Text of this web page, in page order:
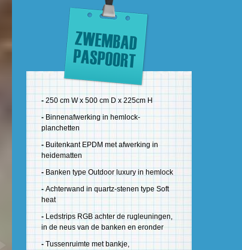
- 250 cm W x 500 cm D x 225cm H
- Binnenafwerking in hemlock-
planchetten
- Buitenkant EPDM met afwerking in
heidematten
- Banken type Outdoor luxury in hemlock
-Achterwand in quartz-stenen type Soft
heat
- Ledstrips RGB achter de rugleuningen,
in de neus van de banken en eronder
- Tussenruimte met bankje,